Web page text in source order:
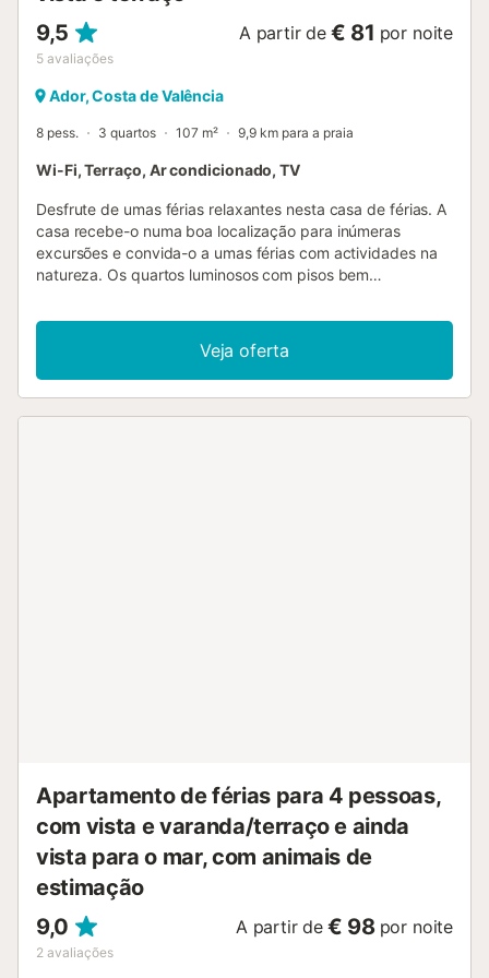
9,5
5 avaliações
A partir de € 81 por noite
Ador, Costa de Valência
8 pess. 3 quartos 107 m² 9,9 km para a praia
Wi-Fi, Terraço, Ar condicionado, TV
Desfrute de umas férias relaxantes nesta casa de férias. A
casa recebe-o numa boa localização para inúmeras
excursões e convida-o a umas férias com actividades na
natureza. Os quartos luminosos com pisos bem
acolhedor fazem dela uma base ideal para dias relaxantes.
Depois das excursões, sente-se à vontade no sofá e
converse longamente sobre as experiências do dia. Passar
horas agradáveis ao ar livre nos terraços da casa, apanhar
Veja oferta
Apartamento de férias para 4 pessoas,
com vista e varanda/terraço e ainda
vista para o mar, com animais de
estimação
9,0
2 avaliações
A partir de € 98 por noite